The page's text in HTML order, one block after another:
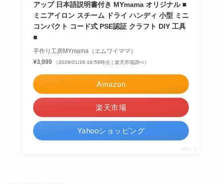
アップ 日本語説明書付き MYmama オリジナル ■
ミニアイロン スチーム ドライ ハンディ 小型 ミニ
コンパクト コード式 PSE認証 クラフト DIY 工具
■
手作り工房MYmama（エムワイママ）
¥3,999
（2026/01/26 16:59時点 | 楽天市場調べ）
Amazon
楽天市場
Yahooショッピング
ポチップ